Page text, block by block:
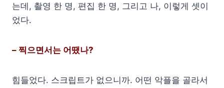
는데, 촬영 한 명, 편집 한 명, 그리고 나, 이렇게 셋이
었다.
– 찍으면서는 어땠나?
힘들었다. 스크립트가 없으니까. 어떤 악플을 골라서